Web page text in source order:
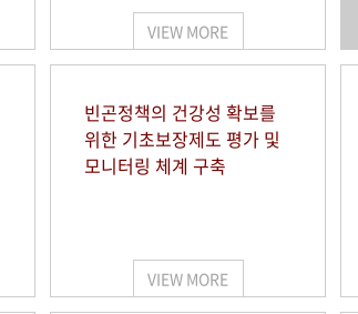
VIEW MORE
빈곤정책의 건강성 확보를
위한 기초보장제도 평가 및
모니터링 체계 구축
VIEW MORE